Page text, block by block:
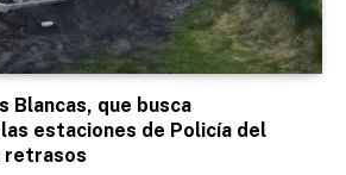
Blancas, que busca
estaciones de Policía del
retrasos